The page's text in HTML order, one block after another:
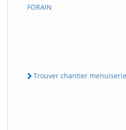
FORAIN
Trouver chantier menuiserie